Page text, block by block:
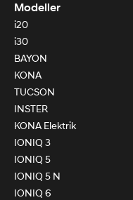
Modeller
i20
i30
BAYON
KONA
TUCSON
INSTER
KONA Elektrik
IONIQ 3
IONIQ 5
IONIQ 5 N
IONIQ 6